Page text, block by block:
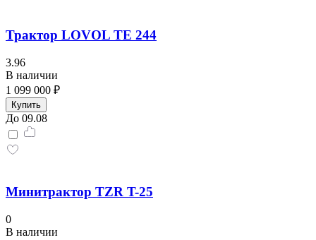
Трактор LOVOL TЕ 244
3.96
В наличии
1 099 000 ₽
Купить
До 09.08
Минитрактор TZR T-25
0
В наличии